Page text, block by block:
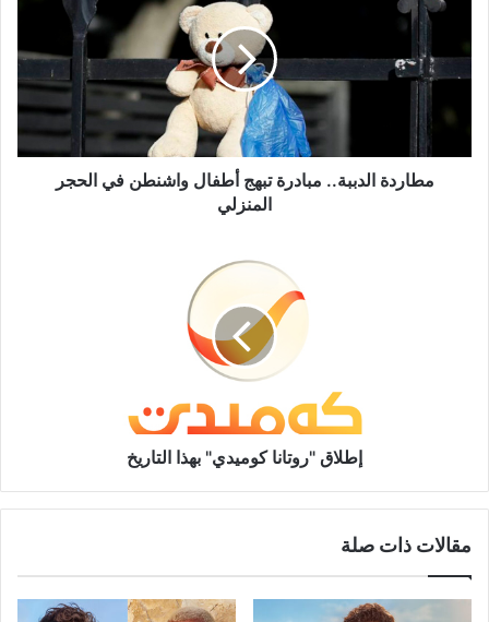
مبادرة
أطفال
واشنطن
المنزلي
مطاردة الدببة.. مبادرة تبهج أطفال واشنطن في الحجر
المنزلي
إطلاق "روتانا كوميدي" بهذا التاريخ
مقالات ذات صلة